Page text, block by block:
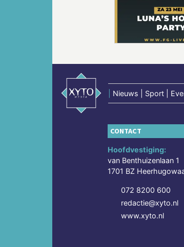
Nieuws | Sport |
CONTACT
Hoofdvestiging:
van Benthuizenlaan 1
1701 BZ
072 8200 600
redactie@xyto.nl
www.xyto.nl